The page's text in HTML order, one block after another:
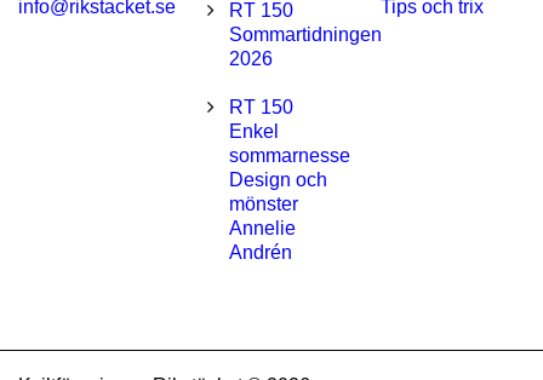
info@rikstacket.se
RT 150
Sommartidningen
2026
RT 150
Enkel
sommarnesse
Design och
mönster
Annelie
Andrén
Tips och trix